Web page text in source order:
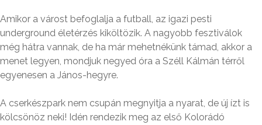
Amikor a várost befoglalja a futball, az igazi pesti
underground életérzés kiköltözik. A nagyobb fesztiválok
még hátra vannak, de ha már mehetnékünk támad, akkor a
menet legyen, mondjuk negyed óra a Széll Kálmán térről
egyenesen a János-hegyre.
A cserkészpark nem csupán megnyitja a nyarat, de új ízt is
kölcsönöz neki! Idén rendezik meg az első Kolorádó